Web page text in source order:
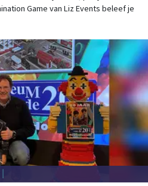
Game van Liz Events beleef je